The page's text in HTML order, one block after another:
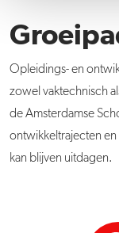
Opleidings- en
zowel vaktechnisch
de Amsterdamse
ontwikkeltrajecten
kan blijven uitdagen.